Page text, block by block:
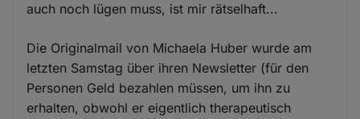
auch noch lügen muss, ist mir rätselhaft...
Die Originalmail von Michaela Huber wurde am
letzten Samstag über ihren Newsletter (für den
Personen Geld bezahlen müssen, um ihn zu
erhalten, obwohl er eigentlich therapeutisch